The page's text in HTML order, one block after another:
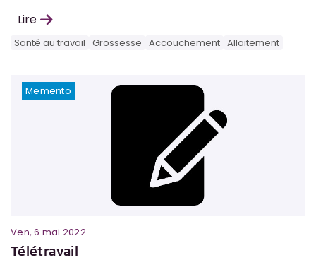
Lire
Santé au travail Grossesse Accouchement Allaitement
Memento
Ven, 6 mai 2022
Télétravail